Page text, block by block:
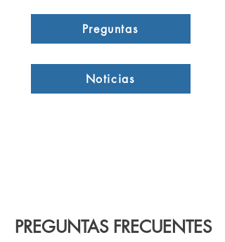
Preguntas
Noticias
PREGUNTAS FRECUENTES